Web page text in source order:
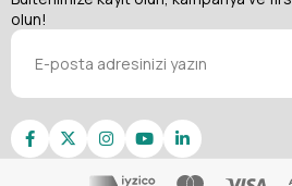
fanmodelleri,0,37 kWile0,55 kW
Radyal Fan 0,37 kW
modeli;
soğutma sağlar.
olun!